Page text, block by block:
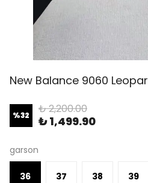
New Balance 9060 Leopar
%32 ₺ 2,200.00
₺ 1,499.90
garson
36 37 38 39